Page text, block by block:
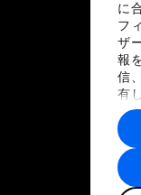
に
フ
ザ
報
信
有
ユ
報
に
ト
す。